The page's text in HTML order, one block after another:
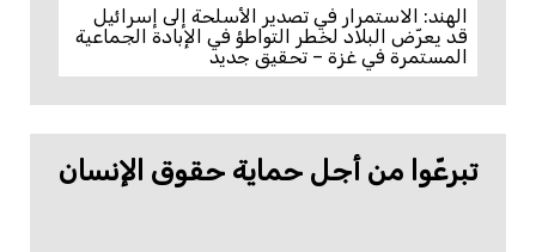
الهند: الاستمرار في تصدير الأسلحة إلى إسرائيل
قد يعرّض البلاد لخطر التواطؤ في الإبادة الجماعية
المستمرة في غزة – تحقيق جديد
تبرعّوا من أجل حماية حقوق الإنسان